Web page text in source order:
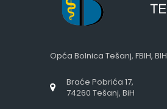
Opća Bolnica Tešanj, FBIH, BIH
Braće Pobrića 17,
74260 Tešanj, BiH